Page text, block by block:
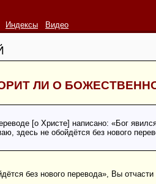
Индексы Видео
ЛИ О
[о Христе] написано: «Бог
здесь не обойдётся без нового
без нового перевода», Вы